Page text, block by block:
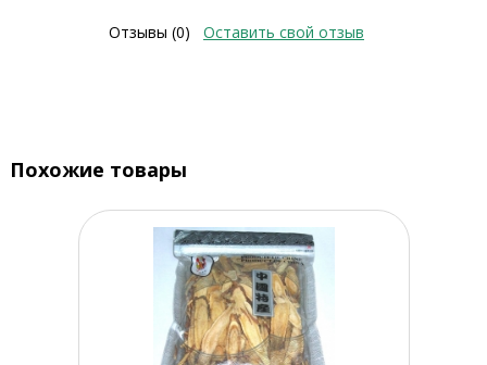
Отзывы (0) Оставить свой отзыв
Похожие товары